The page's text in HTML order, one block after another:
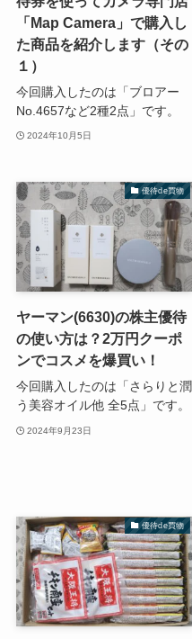
「Map Camera」で購入し
た商品を紹介します（その
１）
今回購入したのは「ブロアー
No.4657など2種2点」です。
2024年10月5日
優待de買物
ヤーマン(6630)の株主優待
の使い方は？2万円クーポ
ンでコスメを爆買い！
今回購入したのは「さらりと潤
う美容オイル他 全5点」です。
2024年9月23日
優待de買物